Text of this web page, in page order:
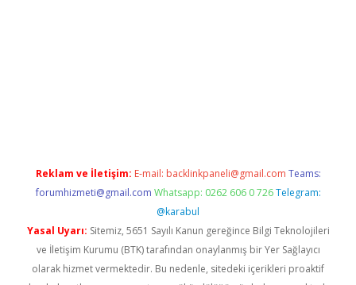
Reklam ve İletişim: E-mail: backlinkpaneli@gmail.com Teams:
forumhizmeti@gmail.com Whatsapp: 0262 606 0 726 Telegram:
@karabul
Yasal Uyarı: Sitemiz, 5651 Sayılı Kanun gereğince Bilgi Teknolojileri
ve İletişim Kurumu (BTK) tarafından onaylanmış bir Yer Sağlayıcı
olarak hizmet vermektedir. Bu nedenle, sitedeki içerikleri proaktif